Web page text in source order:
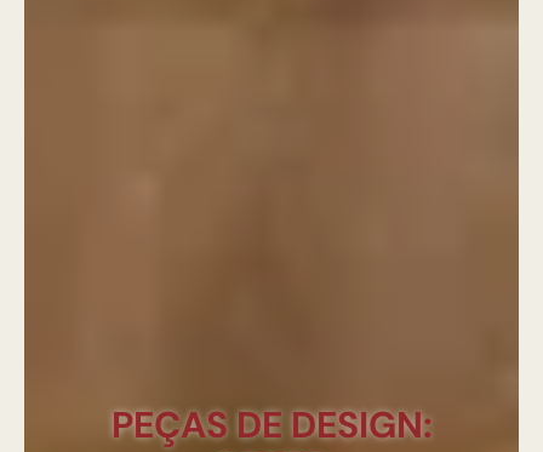
PEÇAS DE DESIGN: